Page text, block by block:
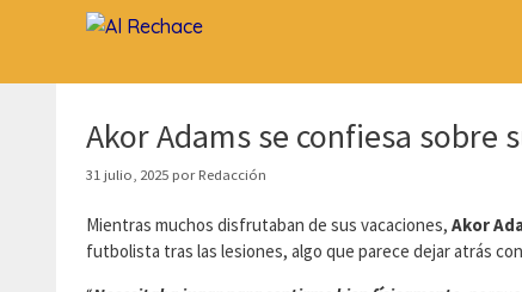
Akor Adams se confiesa sobre
31 julio, 2025 porRedacción
Mientras muchos disfrutaban de sus vacaciones, Akor
futbolista tras las lesiones, algo que parece dejar atrás